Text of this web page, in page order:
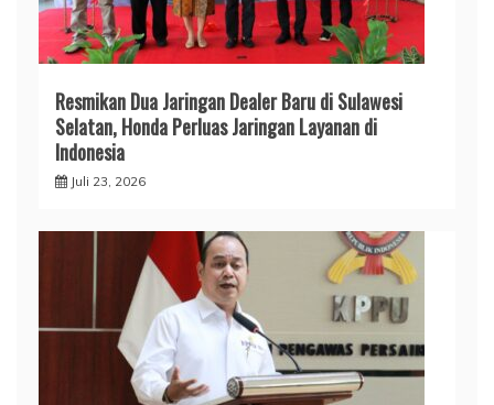
Resmikan Dua Jaringan Dealer Baru di Sulawesi
Selatan, Honda Perluas Jaringan Layanan di
Indonesia
Juli 23, 2026